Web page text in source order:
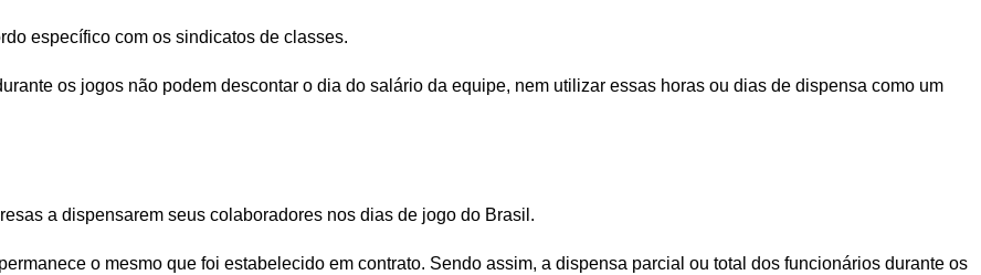
específico com os sindicatos de classes.
os jogos não podem descontar o dia do salário da equipe, nem utilizar essas horas ou dias de dispensa como um
a dispensarem seus colaboradores nos dias de jogo do Brasil.
o mesmo que foi estabelecido em contrato. Sendo assim, a dispensa parcial ou total dos funcionários durante os